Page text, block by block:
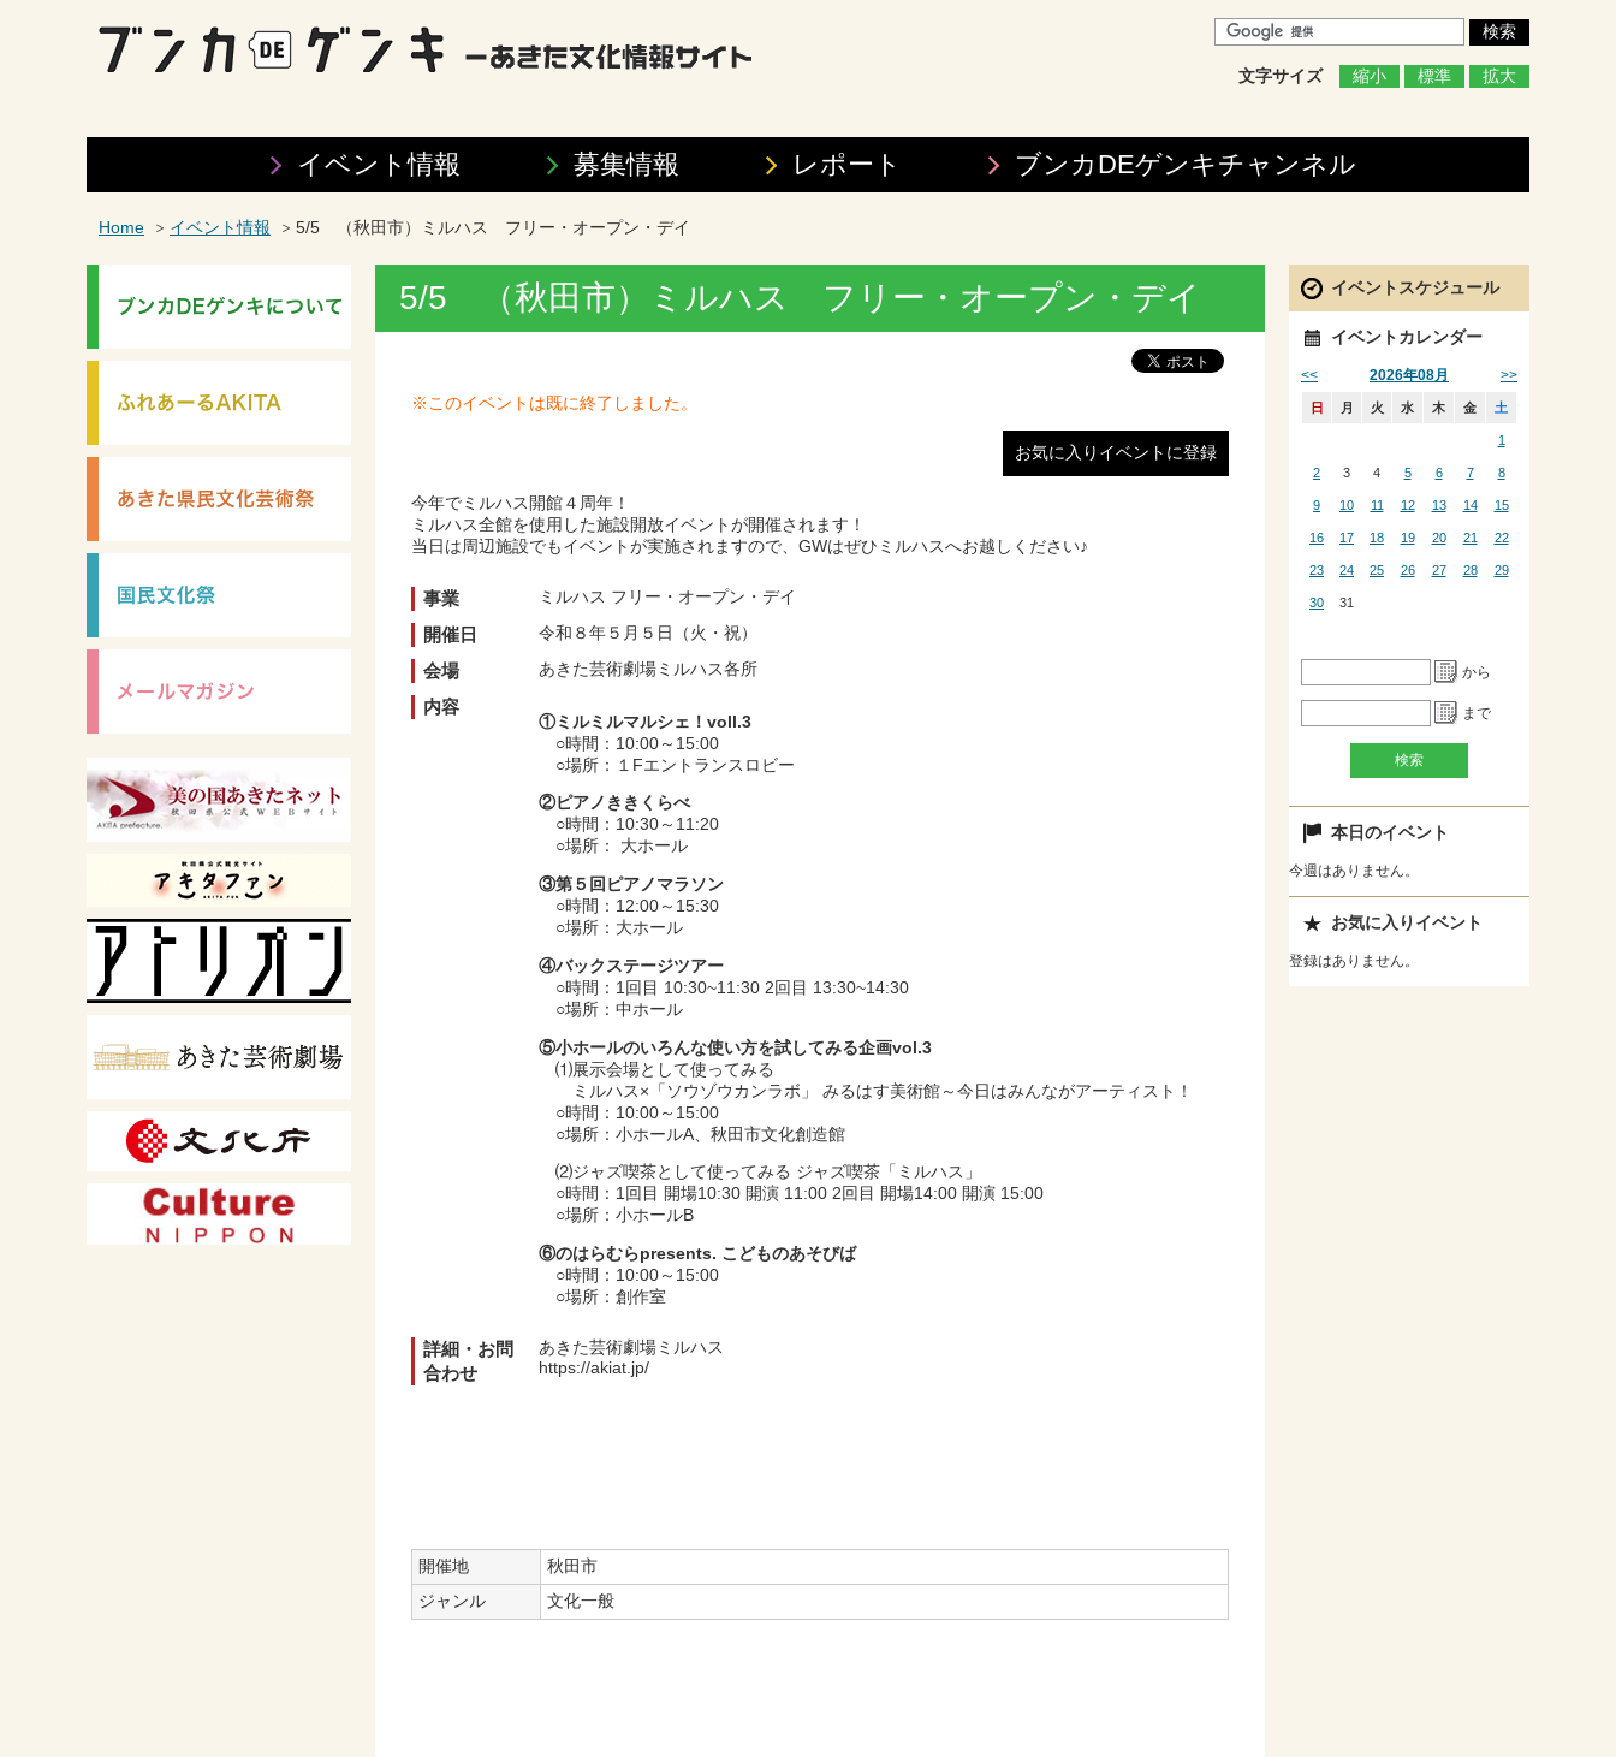
文字サイズ 縮小 標準 拡大
イベント情報 募集情報 レポート ブンカDEゲンキチャンネル
Home イベント情報 5/5 （秋田市）ミルハス フリー・オープン・デイ
5/5 （秋田市）ミルハス フリー・オープン・デイ
※このイベントは既に終了しました。
お気に入りイベントに登録
今年でミルハス開館４周年！
ミルハス全館を使用した施設開放イベントが開催されます！
当日は周辺施設でもイベントが実施されますので、GWはぜひミルハスへお越しください♪
事業 ミルハス フリー・オープン・デイ
開催日 令和８年５月５日（火・祝）
会場 あきた芸術劇場ミルハス各所
内容
①ミルミルマルシェ！voll.3
○時間：10:00～15:00
○場所：１Fエントランスロビー
②ピアノききくらべ
○時間：10:30～11:20
○場所： 大ホール
③第５回ピアノマラソン
○時間：12:00～15:30
○場所：大ホール
④バックステージツアー
○時間：1回目 10:30~11:30 2回目 13:30~14:30
○場所：中ホール
⑤小ホールのいろんな使い方を試してみる企画vol.3
⑴展示会場として使ってみる
ミルハス×「ソウゾウカンラボ」 みるはす美術館～今日はみんながアーティスト！
○時間：10:00～15:00
○場所：小ホールA、秋田市文化創造館
⑵ジャズ喫茶として使ってみる ジャズ喫茶「ミルハス」
○時間：1回目 開場10:30 開演 11:00 2回目 開場14:00 開演 15:00
○場所：小ホールB
⑥のはらむらpresents. こどものあそびば
○時間：10:00～15:00
○場所：創作室
詳細・お問
合わせ
あきた芸術劇場ミルハス
https://akiat.jp/
開催地
秋田市
ジャンル
文化一般
イベントスケジュール
イベントカレンダー
2026年08月
<< >>
日 月 火 水 木 金 土
1
2 3 4 5 6 7 8
9 10 11 12 13 14 15
16 17 18 19 20 21 22
23 24 25 26 27 28 29
30 31
から
まで
本日のイベント
今週はありません。
お気に入りイベント
登録はありません。